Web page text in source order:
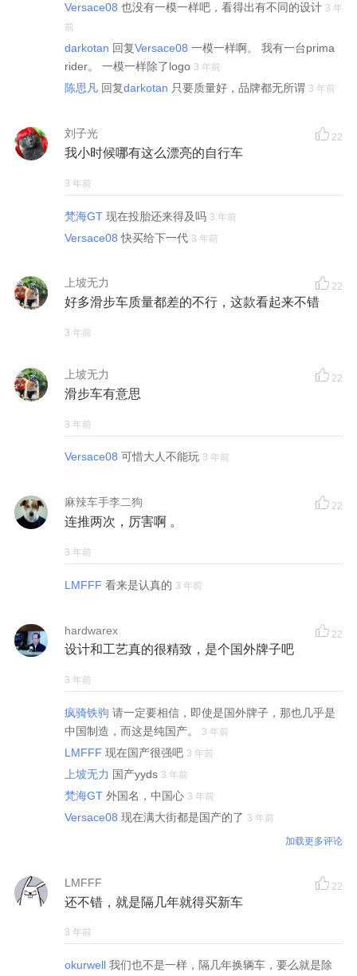
Versace08 也没有一模一样吧，看得出有不同的设计 3 年
前
darkotan 回复Versace08 一模一样啊。 我有一台prima
rider。 一模一样除了logo 3 年前
陈思凡 回复darkotan 只要质量好，品牌都无所谓 3 年前
刘子光 22
我小时候哪有这么漂亮的自行车
3 年前
梵海GT 现在投胎还来得及吗 3 年前
Versace08 快买给下一代 3 年前
上坡无力 22
好多滑步车质量都差的不行，这款看起来不错
3 年前
上坡无力 22
滑步车有意思
3 年前
Versace08 可惜大人不能玩 3 年前
麻辣车手李二狗 22
连推两次，厉害啊 。
3 年前
LMFFF 看来是认真的 3 年前
hardwarex 22
设计和工艺真的很精致，是个国外牌子吧
3 年前
疯骑铁驹 请一定要相信，即使是国外牌子，那也几乎是
中国制造，而这是纯国产。
3 年前
LMFFF 现在国产很强吧 3 年前
上坡无力 国产yyds 3 年前
梵海GT 外国名，中国心 3 年前
Versace08 现在满大街都是国产的了 3 年前
加载更多评论
LMFFF 22
还不错，就是隔几年就得买新车
3 年前
okurwell 我们也不是一样，隔几年换辆车，要么就是除